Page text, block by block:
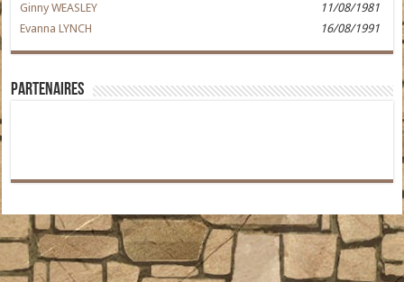
Ginny WEASLEY
11/08/1981
Evanna LYNCH
16/08/1991
Partenaires